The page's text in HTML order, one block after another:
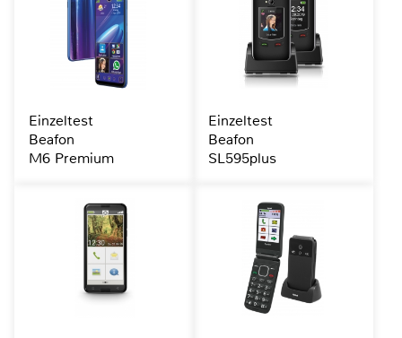
Einzeltest
Beafon
M6 Premium
Einzeltest
Beafon
SL595plus